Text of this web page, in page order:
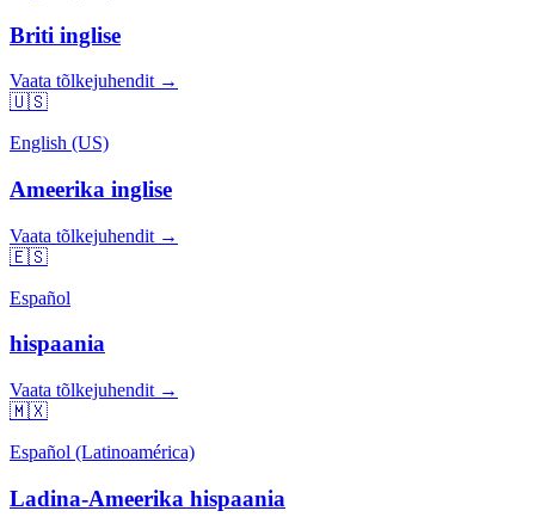
Briti inglise
Vaata tõlkejuhendit →
🇺🇸
English (US)
Ameerika inglise
Vaata tõlkejuhendit →
🇪🇸
Español
hispaania
Vaata tõlkejuhendit →
🇲🇽
Español (Latinoamérica)
Ladina-Ameerika hispaania